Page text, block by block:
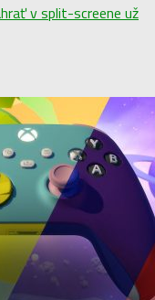
v split-screene už